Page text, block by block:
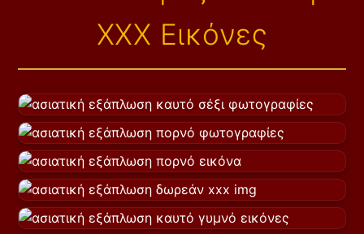
XXX Εικόνες